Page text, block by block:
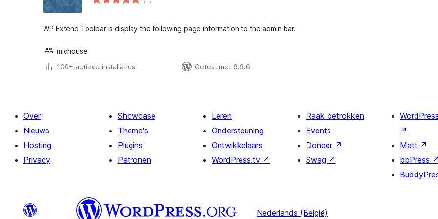
beoordelingen
WP Extend Toolbar is display the following page information to the admin bar.
michouse
100+ actieve installaties
Getest met 6.9.6
Over
Nieuws
Hosting
Privacy
Showcase
Thema's
Plugins
Patronen
Leren
Ondersteuning
Ontwikkelaars
WordPress.tv ↗
Raak betrokken
Events
Doneer ↗
Swag ↗
↗
Matt ↗
bbPress ↗
Nederlands (België)